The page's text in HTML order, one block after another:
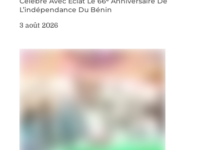
L’indépendance Du Bénin
3 août 2026